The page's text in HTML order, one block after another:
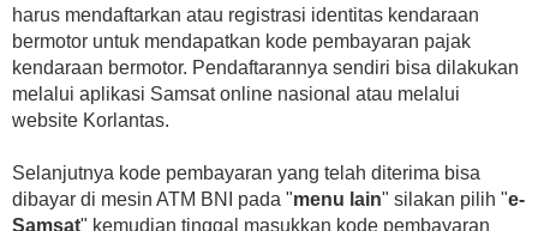
harus mendaftarkan atau registrasi identitas kendaraan
bermotor untuk mendapatkan kode pembayaran pajak
kendaraan bermotor. Pendaftarannya sendiri bisa dilakukan
melalui aplikasi Samsat online nasional atau melalui
website Korlantas.
Selanjutnya kode pembayaran yang telah diterima bisa
dibayar di mesin ATM BNI pada "menu lain" silakan pilih "e-
Samsat" kemudian tinggal masukkan kode pembayaran